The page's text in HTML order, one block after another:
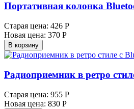
Портативная колонка
Старая цена: 426 Р
Новая цена: 370 Р
В корзину
Радиоприемник в ретро
Старая цена: 955 Р
Новая цена: 830 Р